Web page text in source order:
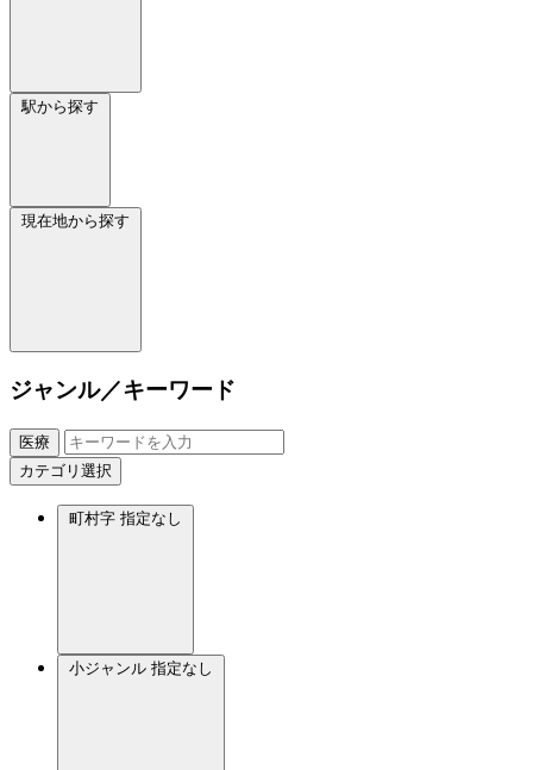
駅から探す
現在地から探す
ジャンル／キーワード
医療
カテゴリ選択
町村字 指定なし
小ジャンル 指定なし